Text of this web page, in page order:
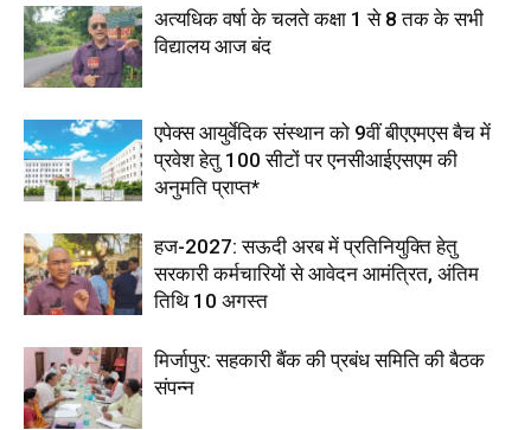
अत्यधिक वर्षा के चलते कक्षा 1 से 8 तक के सभी
विद्यालय आज बंद
एपेक्स आयुर्वेदिक संस्थान को 9वीं बीएएमएस बैच में
प्रवेश हेतु 100 सीटों पर एनसीआईएसएम की
अनुमति प्राप्त*
हज-2027: सऊदी अरब में प्रतिनियुक्ति हेतु
सरकारी कर्मचारियों से आवेदन आमंत्रित, अंतिम
तिथि 10 अगस्त
मिर्जापुर: सहकारी बैंक की प्रबंध समिति की बैठक
संपन्न